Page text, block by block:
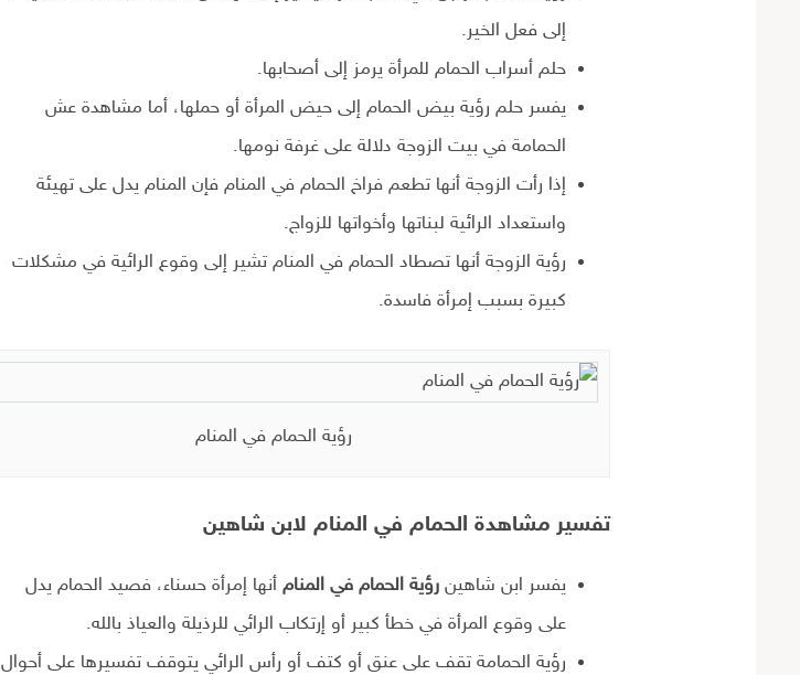
إلى فعل الخير.
حلم أسراب الحمام للمرأة يرمز إلى أصحابها.
يفسر حلم رؤية بيض الحمام إلى حيض المرأة أو حملها، أما مشاهدة عش
الحمامة في بيت الزوجة دلالة على غرفة نومها.
إذا رأت الزوجة أنها تطعم فراخ الحمام في المنام فإن المنام يدل على تهيئة
واستعداد الرائية لبناتها وأخواتها للزواج.
رؤية الزوجة أنها تصطاد الحمام في المنام تشير إلى وقوع الرائية في مشكلات
كبيرة بسبب إمرأة فاسدة.
رؤية الحمام في المنام
تفسير مشاهدة الحمام في المنام لابن شاهين
يفسر ابن شاهين رؤية الحمام في المنامأنها إمرأة حسناء، فصيد الحمام يدل
على وقوع المرأة في خطأ كبير أو إرتكاب الرائي للرذيلة والعياذ بالله.
رؤية الحمامة تقف على عنق أو كتف أو رأس الرائي يتوقف تفسيرها على أحوال